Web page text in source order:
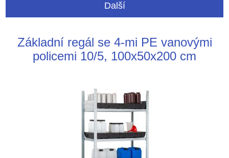
Další
Základní regál se 4-mi PE vanovými
policemi 10/5, 100x50x200 cm